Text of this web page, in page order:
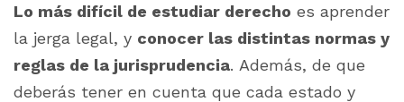
Lo más difícil de estudiar derecho es aprender
la jerga legal, y conocer las distintas normas y
reglas de la jurisprudencia. Además, de que
deberás tener en cuenta que cada estado y